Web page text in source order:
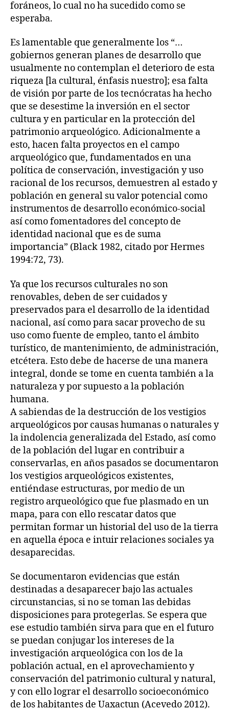
foráneos, lo cual no ha sucedido como se
esperaba.
Es lamentable que generalmente los “…
gobiernos generan planes de desarrollo que
usualmente no contemplan el deterioro de esta
riqueza [la cultural, énfasis nuestro]; esa falta
de visión por parte de los tecnócratas ha hecho
que se desestime la inversión en el sector
cultura y en particular en la protección del
patrimonio arqueológico. Adicionalmente a
esto, hacen falta proyectos en el campo
arqueológico que, fundamentados en una
política de conservación, investigación y uso
racional de los recursos, demuestren al estado y
población en general su valor potencial como
instrumentos de desarrollo económico-social
así como fomentadores del concepto de
identidad nacional que es de suma
importancia” (Black 1982, citado por Hermes
1994:72, 73).
Ya que los recursos culturales no son
renovables, deben de ser cuidados y
preservados para el desarrollo de la identidad
nacional, así como para sacar provecho de su
uso como fuente de empleo, tanto el ámbito
turístico, de mantenimiento, de administración,
etcétera. Esto debe de hacerse de una manera
integral, donde se tome en cuenta también a la
naturaleza y por supuesto a la población
humana.
A sabiendas de la destrucción de los vestigios
arqueológicos por causas humanas o naturales y
la indolencia generalizada del Estado, así como
de la población del lugar en contribuir a
conservarlas, en años pasados se documentaron
los vestigios arqueológicos existentes,
entiéndase estructuras, por medio de un
registro arqueológico que fue plasmado en un
mapa, para con ello rescatar datos que
permitan formar un historial del uso de la tierra
en aquella época e intuir relaciones sociales ya
desaparecidas.
Se documentaron evidencias que están
destinadas a desaparecer bajo las actuales
circunstancias, si no se toman las debidas
disposiciones para protegerlas. Se espera que
ese estudio también sirva para que en el futuro
se puedan conjugar los intereses de la
investigación arqueológica con los de la
población actual, en el aprovechamiento y
conservación del patrimonio cultural y natural,
y con ello lograr el desarrollo socioeconómico
de los habitantes de Uaxactun (Acevedo 2012).